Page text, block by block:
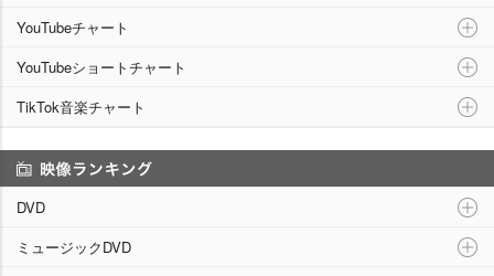
YouTubeチャート
YouTubeショートチャート
TikTok音楽チャート
DVD
ミュージックDVD